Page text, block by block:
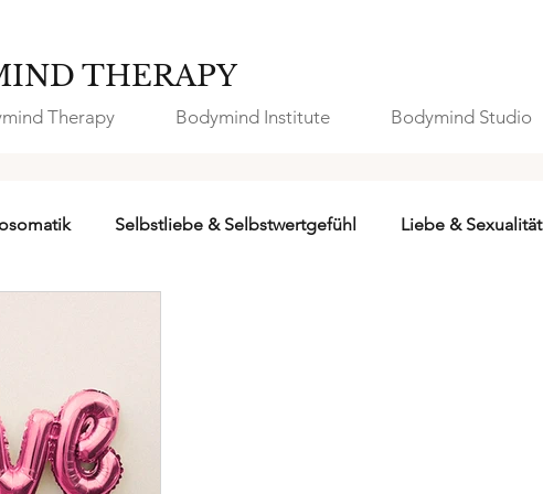
THERAPY
Therapy Bodymind Institute Bodymind Studio
Selbstliebe & Selbstwertgefühl Liebe & Sexualität